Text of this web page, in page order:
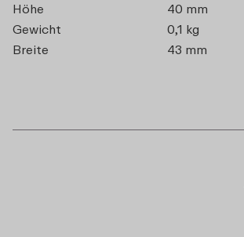
Höhe
40 mm
Gewicht
0,1 kg
Breite
43 mm